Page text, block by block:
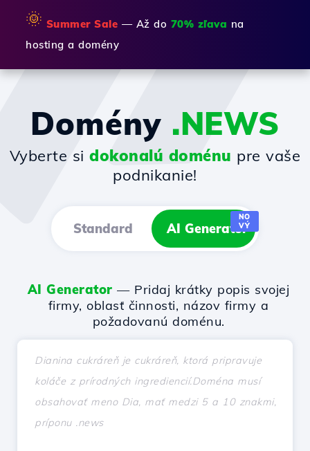
🌞 Summer Sale — Až do 70% zľava na
hosting a domény
Domény .NEWS
Vyberte sidokonalú doménu pre vaše
podnikanie!
Standard AI Generator
NO
VÝ
AI Generator — Pridaj krátky popis svojej
firmy, oblasť činnosti, názov firmy a
požadovanú doménu.